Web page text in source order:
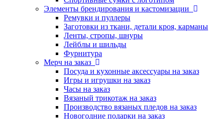
Элементы брендирования и кастомизации
Ремувки и пуллеры
Заготовки из ткани, детали кроя, карманы
Ленты, стропы, шнуры
Лейблы и шильды
Фурнитура
Мерч на заказ
Посуда и кухонные аксессуары на заказ
Игры и игрушки на заказ
Часы на заказ
Вязаный трикотаж на заказ
Производство вязаных пледов на заказ
Новогодние подарки на заказ